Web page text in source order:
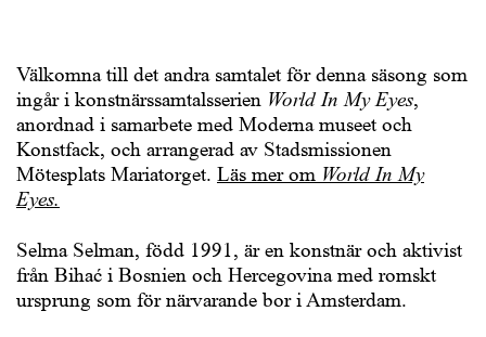
Välkomna till det andra samtalet för denna säsong som
ingår i konstnärssamtalsserien World In My Eyes,
anordnad i samarbete med Moderna museet och
Konstfack, och arrangerad av Stadsmissionen
Mötesplats Mariatorget. Läs mer om World In My
Eyes.
Selma Selman, född 1991, är en konstnär och aktivist
från Bihać i Bosnien och Hercegovina med romskt
ursprung som för närvarande bor i Amsterdam.